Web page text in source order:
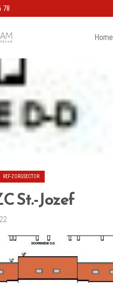
78
Home
REF-ZORGSECTOR
St.-Jozef